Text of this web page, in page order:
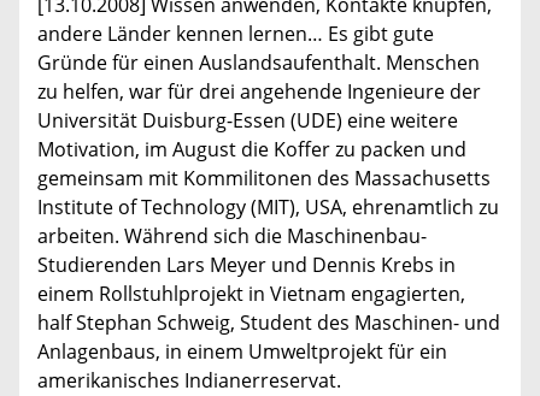
andere Länder kennen lernen… Es gibt gute
Gründe für einen Auslandsaufenthalt. Menschen
zu helfen, war für drei angehende Ingenieure der
Universität Duisburg-Essen (UDE) eine weitere
Motivation, im August die Koffer zu packen und
gemeinsam mit Kommilitonen des Massachusetts
Institute of Technology (MIT), USA, ehrenamtlich zu
arbeiten. Während sich die Maschinenbau-
Studierenden Lars Meyer und Dennis Krebs in
einem Rollstuhlprojekt in Vietnam engagierten,
half Stephan Schweig, Student des Maschinen- und
Anlagenbaus, in einem Umweltprojekt für ein
amerikanisches Indianerreservat.